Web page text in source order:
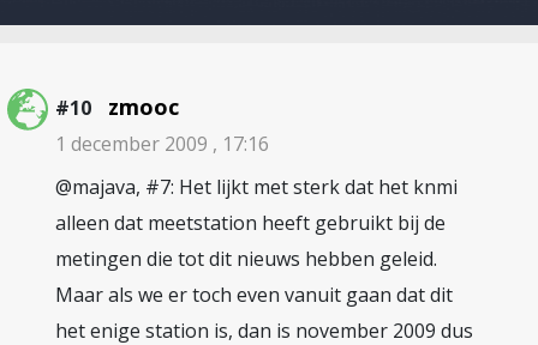
#10 zmooc
1 december 2009 , 17:16
@majava, #7: Het lijkt met sterk dat het knmi
alleen dat meetstation heeft gebruikt bij de
metingen die tot dit nieuws hebben geleid.
Maar als we er toch even vanuit gaan dat dit
het enige station is, dan is november 2009 dus